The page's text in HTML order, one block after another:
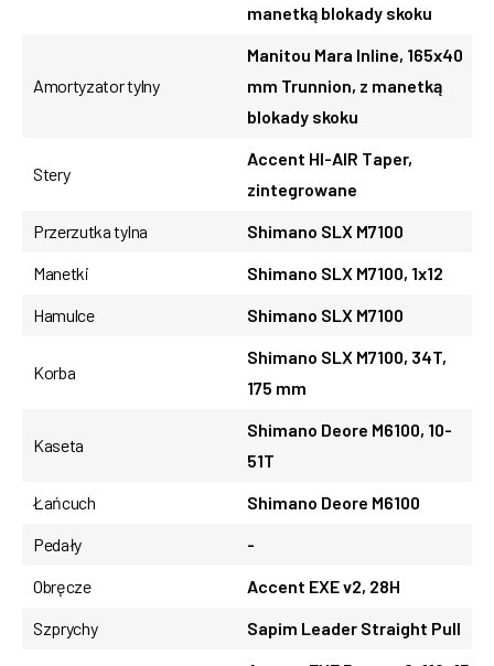
manetką blokady skoku
Amortyzator tylny
Manitou Mara Inline, 165x40
mm Trunnion, z manetką
blokady skoku
Stery
Accent HI-AIR Taper,
zintegrowane
Przerzutka tylna
Shimano SLX M7100
Manetki
Shimano SLX M7100, 1x12
Hamulce
Shimano SLX M7100
Korba
Shimano SLX M7100, 34T,
175 mm
Kaseta
Shimano Deore M6100, 10-
51T
Łańcuch
Shimano Deore M6100
Pedały
-
Obręcze
Accent EXE v2, 28H
Szprychy
Sapim Leader Straight Pull